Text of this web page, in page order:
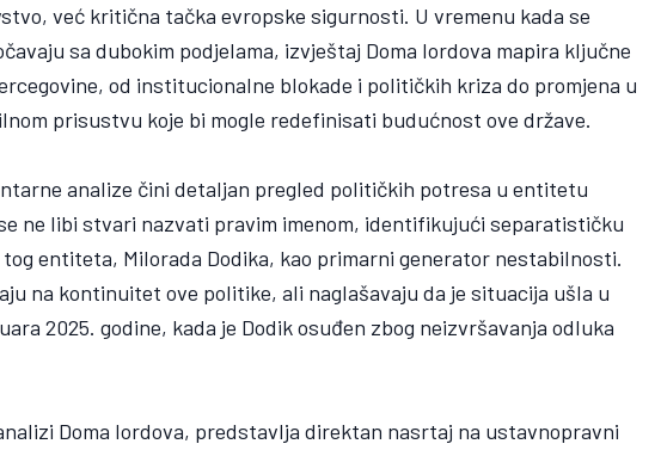
već kritična tačka evropske sigurnosti. U vremenu kada se
sa dubokim podjelama, izvještaj Doma lordova mapira ključne
od institucionalne blokade i političkih kriza do promjena u
prisustvu koje bi mogle redefinisati budućnost ove države.
analize čini detaljan pregled političkih potresa u entitetu
ne libi stvari nazvati pravim imenom, identifikujući separatističku
entiteta, Milorada Dodika, kao primarni generator nestabilnosti.
na kontinuitet ove politike, ali naglašavaju da je situacija ušla u
2025. godine, kada je Dodik osuđen zbog neizvršavanja odluka
Doma lordova, predstavlja direktan nasrtaj na ustavnopravni